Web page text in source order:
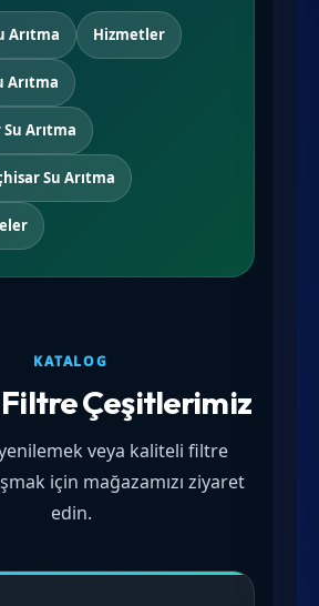
Arıtma Hizmetler
Arıtma
Arıtma
Su Arıtma
KATALOG
Filtre Çeşitlerimiz
yenilemek veya kaliteli filtre
için mağazamızı ziyaret
edin.